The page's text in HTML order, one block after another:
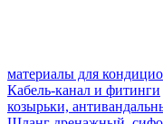
материалы для
Кабель-канал и фитинги
козырьки,